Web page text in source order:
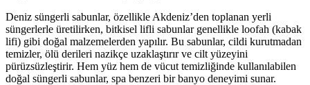
Deniz süngerli sabunlar, özellikle Akdeniz’den toplanan yerli
süngerlerle üretilirken, bitkisel lifli sabunlar genellikle loofah (kabak
lifi) gibi doğal malzemelerden yapılır. Bu sabunlar, cildi kurutmadan
temizler, ölü derileri nazikçe uzaklaştırır ve cilt yüzeyini
pürüzsüzleştirir. Hem yüz hem de vücut temizliğinde kullanılabilen
doğal süngerli sabunlar, spa benzeri bir banyo deneyimi sunar.